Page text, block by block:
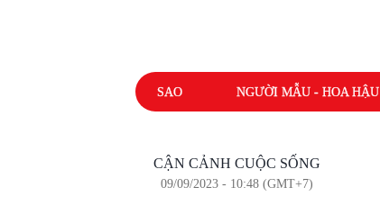
SAO NGƯỜI MẪU - HOA HẬU
CẬN CẢNH CUỘC SỐNG
09/09/2023 - 10:48 (GMT+7)